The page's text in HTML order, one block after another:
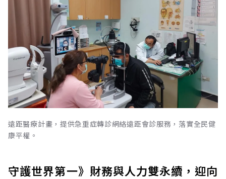
遠距醫療計畫，提供急重症轉診網絡遠距會診服務，落實全民健
康平權。
守護世界第一》財務與人力雙永續，迎向